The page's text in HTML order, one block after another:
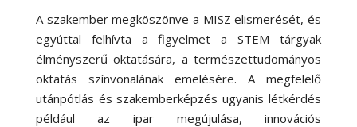
A szakember megköszönve a MISZ elismerését, és
egyúttal felhívta a figyelmet a STEM tárgyak
élményszerű oktatására, a természettudományos
oktatás színvonalának emelésére. A megfelelő
utánpótlás és szakemberképzés ugyanis létkérdés
például az ipar megújulása, innovációs